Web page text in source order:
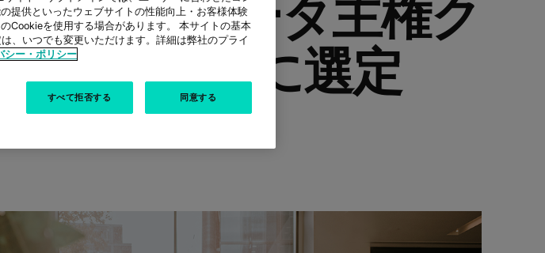
ッパ・データ主権ク
ートナーに選定
権ニーズに対応――
提供といったウェブサイトの性能向上・お客様体験
Cookieを使用する場合があります。 本サイトの基本
、いつでも変更いただけます。詳細は弊社のプライ
シー・ポリシー
すべて拒否する 同意する